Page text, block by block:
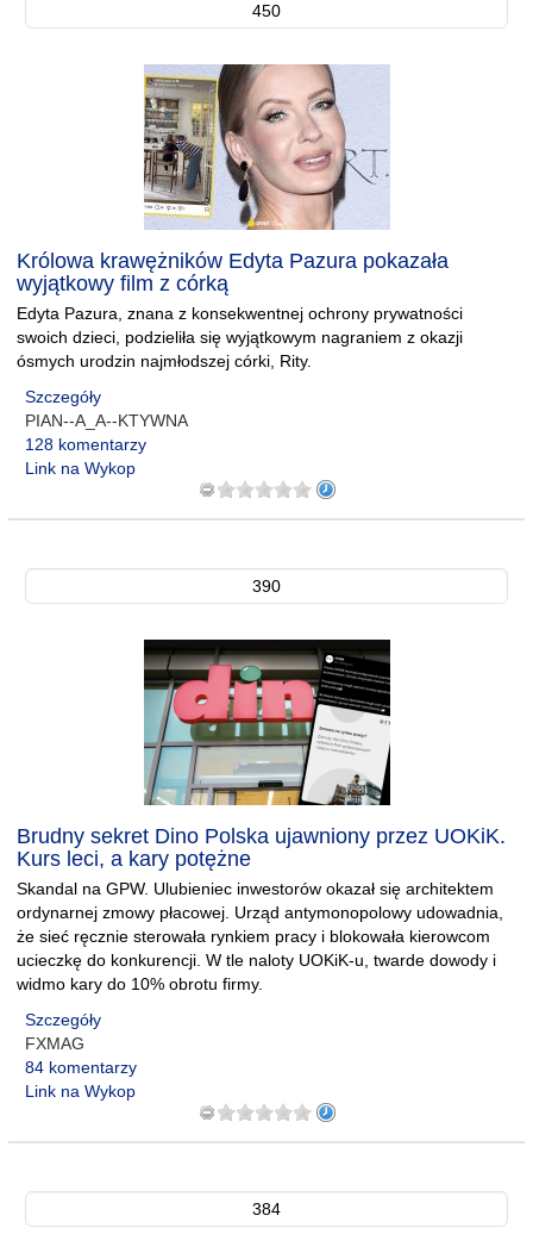
450
Królowa krawężników Edyta Pazura pokazała
wyjątkowy film z córką
Edyta Pazura, znana z konsekwentnej ochrony prywatności
swoich dzieci, podzieliła się wyjątkowym nagraniem z okazji
ósmych urodzin najmłodszej córki, Rity.
Szczegóły
PIAN--A_A--KTYWNA
128 komentarzy
Link na Wykop
390
Brudny sekret Dino Polska ujawniony przez UOKiK.
Kurs leci, a kary potężne
Skandal na GPW. Ulubieniec inwestorów okazał się architektem
ordynarnej zmowy płacowej. Urząd antymonopolowy udowadnia,
że sieć ręcznie sterowała rynkiem pracy i blokowała kierowcom
ucieczkę do konkurencji. W tle naloty UOKiK-u, twarde dowody i
widmo kary do 10% obrotu firmy.
Szczegóły
FXMAG
84 komentarzy
Link na Wykop
384